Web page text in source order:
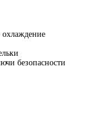
безопасности